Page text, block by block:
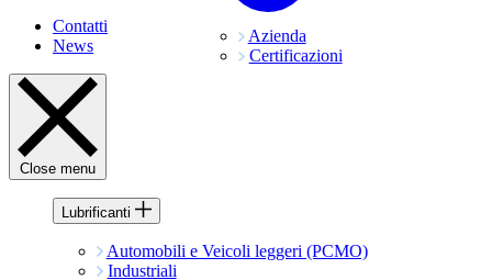
Azienda
Certificazioni
Contatti
News
Close menu
Lubrificanti
Automobili e Veicoli leggeri (PCMO)
Industriali